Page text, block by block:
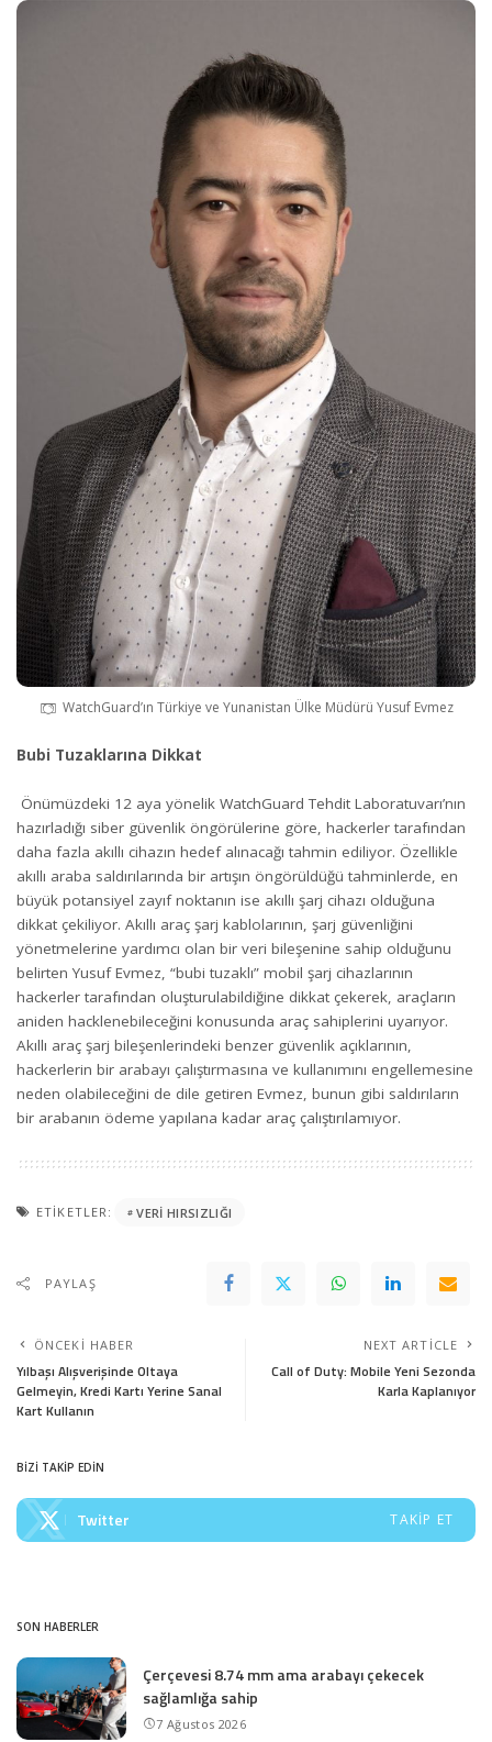
WatchGuard’ın Türkiye ve Yunanistan Ülke Müdürü Yusuf Evmez
Bubi Tuzaklarına Dikkat
Önümüzdeki 12 aya yönelik WatchGuard Tehdit Laboratuvarı’nın
hazırladığı siber güvenlik öngörülerine göre, hackerler tarafından
daha fazla akıllı cihazın hedef alınacağı tahmin ediliyor. Özellikle
akıllı araba saldırılarında bir artışın öngörüldüğü tahminlerde, en
büyük potansiyel zayıf noktanın ise akıllı şarj cihazı olduğuna
dikkat çekiliyor. Akıllı araç şarj kablolarının, şarj güvenliğini
yönetmelerine yardımcı olan bir veri bileşenine sahip olduğunu
belirten Yusuf Evmez, “bubi tuzaklı” mobil şarj cihazlarının
hackerler tarafından oluşturulabildiğine dikkat çekerek, araçların
aniden hacklenebileceğini konusunda araç sahiplerini uyarıyor.
Akıllı araç şarj bileşenlerindeki benzer güvenlik açıklarının,
hackerlerin bir arabayı çalıştırmasına ve kullanımını engellemesine
neden olabileceğini de dile getiren Evmez, bunun gibi saldırıların
bir arabanın ödeme yapılana kadar araç çalıştırılamıyor.
ETIKETLER: VERI HIRSIZLIĞI
PAYLAŞ
ÖNCEKI HABER
Yılbaşı Alışverişinde Oltaya
Gelmeyin, Kredi Kartı Yerine Sanal
Kart Kullanın
NEXT ARTICLE
Call of Duty: Mobile Yeni Sezonda
Karla Kaplanıyor
BİZİ TAKİP EDİN
Twitter TAKIP ET
SON HABERLER
Çerçevesi 8.74 mm ama arabayı çekecek
sağlamlığa sahip
7 Ağustos 2026